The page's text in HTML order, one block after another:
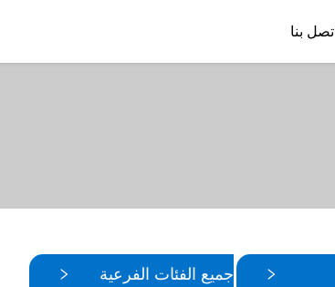
اتصل بنا
جميع الفئات الفرعية